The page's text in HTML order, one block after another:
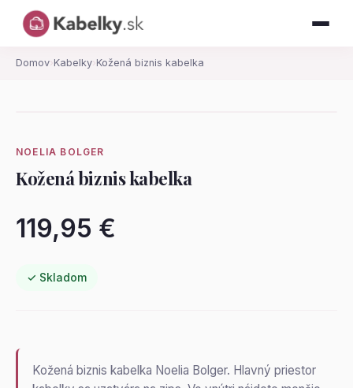
Domov› Kabelky› Kožená biznis kabelka
NOELIA BOLGER
Kožená biznis kabelka
119,95 €
✓ Skladom
Kožená biznis kabelka Noelia Bolger. Hlavný priestor